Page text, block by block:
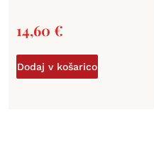
14,60 €
Dodaj v košarico